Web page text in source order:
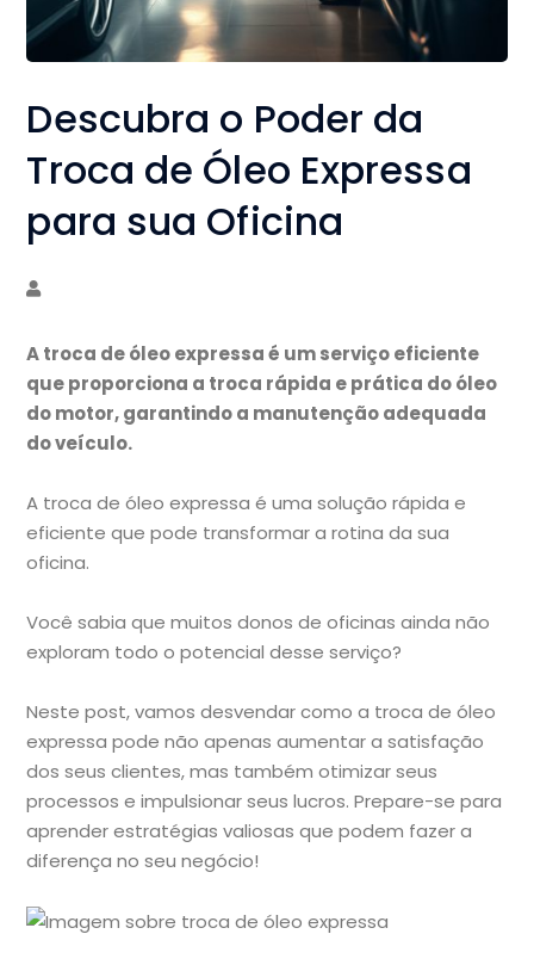
Descubra o Poder da
Troca de Óleo Expressa
para sua Oficina
A troca de óleo expressa é um serviço eficiente
que proporciona a troca rápida e prática do óleo
do motor, garantindo a manutenção adequada
do veículo.
A troca de óleo expressa é uma solução rápida e
eficiente que pode transformar a rotina da sua
oficina.
Você sabia que muitos donos de oficinas ainda não
exploram todo o potencial desse serviço?
Neste post, vamos desvendar como a troca de óleo
expressa pode não apenas aumentar a satisfação
dos seus clientes, mas também otimizar seus
processos e impulsionar seus lucros. Prepare-se para
aprender estratégias valiosas que podem fazer a
diferença no seu negócio!